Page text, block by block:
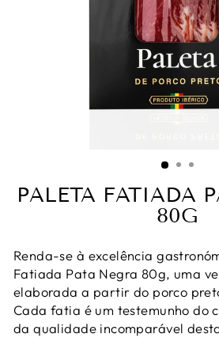
PALETA FATIADA
80G
Renda-se à excelência
Fatiada Pata Negra 80g, uma
elaborada a partir do porco
Cada fatia é um testemunho do
da qualidade incomparável